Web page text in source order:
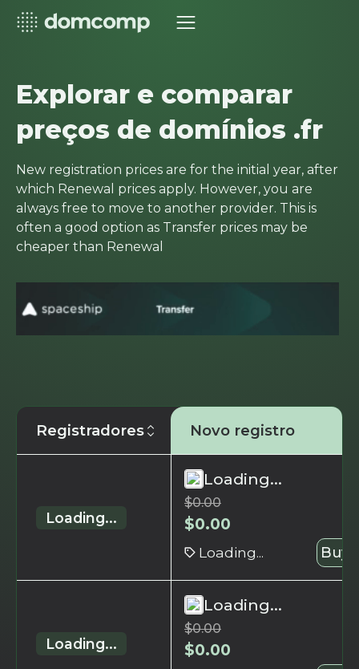
Explorar e comparar
preços de domínios .fr
New registration prices are for the initial year, after
which Renewal prices apply. However, you are
always free to move to another provider. This is
often a good option as Transfer prices may be
cheaper than Renewal
Registradores Novo registro
Loading...
Loading...
$0.00
$0.00
Loading... Buy
Loading...
Loading...
$0.00
$0.00